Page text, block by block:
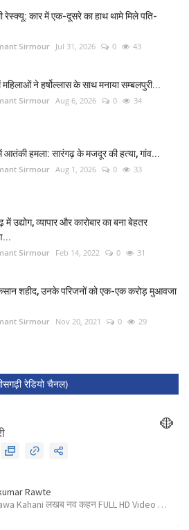
रेस्क्यू: कार में एक-दूसरे का हाथ थामे मिले पति-
Sirmour Jul 31, 2026 0 43
महिलाओं ने हर्षोल्लास के साथ मनाया सम्बलपुरी...
Sirmour Aug 6, 2026 0 34
आतंकी हमला: सारंगढ़ के मजदूर की हत्या, गांव...
Sirmour Aug 1, 2026 0 33
में उद्योग, व्यापार और कारोबार का बना बेहतर
Sirmour Feb 14, 2022 0 31
शहीद, उनके परिजनों को एक-एक करोड़ मुआवजा
Sirmour Nov 20, 2021 0 29
रेडियो चैनल)